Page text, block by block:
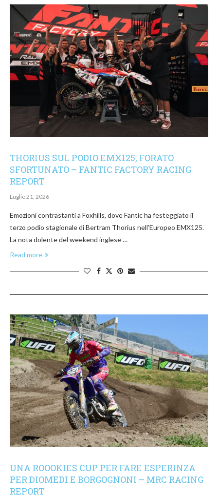
THORIUS SUL PODIO EMX125, FORATO
SFORTUNATO – FANTIC FACTORY RACING
REPORT
Luglio 21, 2026
Emozioni contrastanti a Foxhills, dove Fantic ha festeggiato il
terzo podio stagionale di Bertram Thorius nell’Europeo EMX125.
La nota dolente del weekend inglese …
Read more
UNA ROOOKIES CUP PER FARE ESPERINZA
PER DIOMEDI E BORGOGNONI – MRC RACING
REPORT